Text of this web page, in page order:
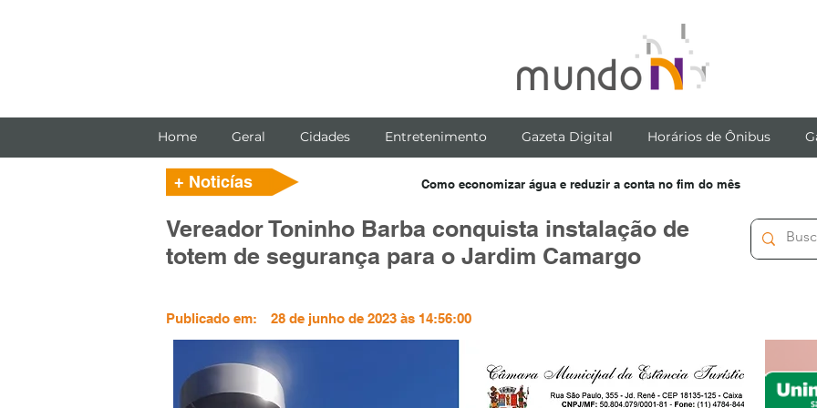
Home Geral Cidades Entretenimento Gazeta Digital Horários de Ônibus
Como economizar água e reduzir a conta no fim do mês
+ Noticías
Vereador Toninho Barba conquista instalação de
totem de segurança para o Jardim Camargo
Publicado em: 28 de junho de 2023 às 14:56:00